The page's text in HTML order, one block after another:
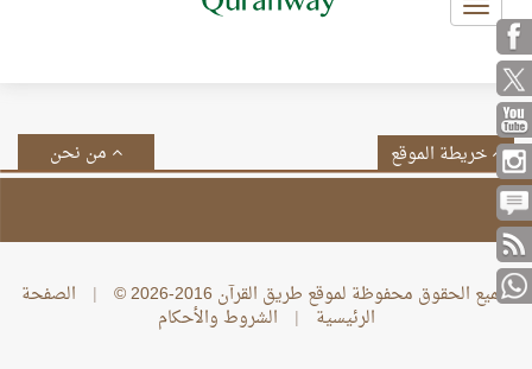
Toggle
navigation
من نحن خريطة الموقع
جميع الحقوق محفوظة لموقع طريق القرآن 2016-2026 © | الصفحة
الرئيسية | الشروط والأحكام